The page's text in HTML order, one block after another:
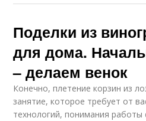
Поделки из
для дома.
– делаем венок
Конечно, плетение корзин из
занятие, которое требует от
технологий, понимания